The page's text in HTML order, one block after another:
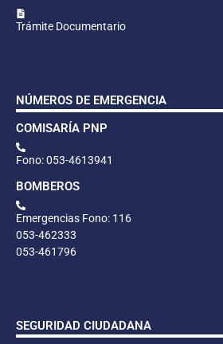
Trámite Documentario
NÚMEROS DE EMERGENCIA
COMISARÍA PNP
Fono: 053-4613941
BOMBEROS
Emergencias Fono: 116
053-462333
053-461796
SEGURIDAD CIUDADANA